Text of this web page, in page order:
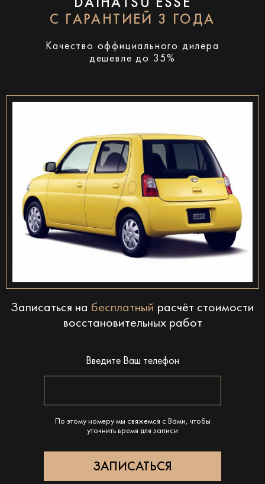
DAIHATSU ESSE
С ГАРАНТИЕЙ 3 ГОДА
Качество оффициального дилера
дешевле до 35%
Записаться на бесплатный расчёт стоимости
восстановительных работ
Введите Ваш телефон
По этому номеру мы свяжемся с Вами, чтобы
уточнить время для записи